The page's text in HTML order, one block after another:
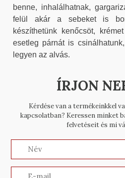
benne, inhalálhatnak,
felül akár a sebeket is
készíthetünk kenőcsöt,
esetleg párnát is
legyen az alvás.
ÍRJON
Kérdése van a termékeinkkel
kapcsolatban? Keressen minket
felvetéseit és mi